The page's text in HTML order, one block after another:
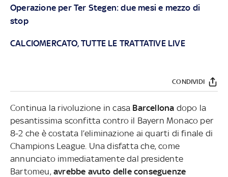
Operazione per Ter Stegen: due mesi e mezzo di
stop
CALCIOMERCATO, TUTTE LE TRATTATIVE LIVE
CONDIVIDI
Continua la rivoluzione in casa Barcellona dopo la
pesantissima sconfitta contro il Bayern Monaco per
8-2 che è costata l’eliminazione ai quarti di finale di
Champions League. Una disfatta che, come
annunciato immediatamente dal presidente
Bartomeu, avrebbe avuto delle conseguenze